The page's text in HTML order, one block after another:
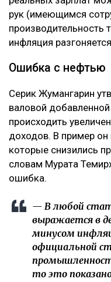
рук (имеющимся
производительность
инфляция
Ошибка с нефтью
Серик Жумангарин
валовой
происходить
доходов. В пример
которые снизились
словам Мурата
ошибка.
— В любой
выражается в
минусом
официальной
то это